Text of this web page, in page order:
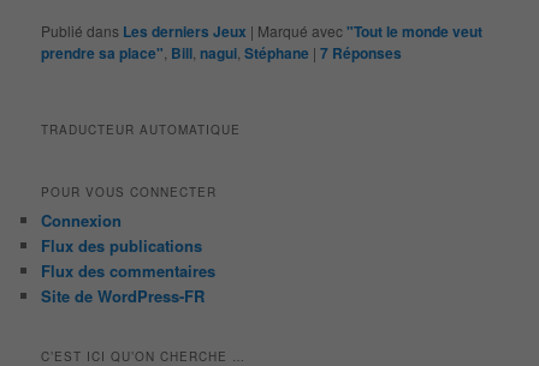
Publié dans Les derniers Jeux | Marqué avec"Tout le monde veut
prendre sa place" Bill nagui ,Stéphane |7 Réponses
TRADUCTEUR AUTOMATIQUE
POUR VOUS CONNECTER
Connexion
Flux des publications
Flux des commentaires
Site de WordPress-FR
C’EST ICI QU’ON CHERCHE …